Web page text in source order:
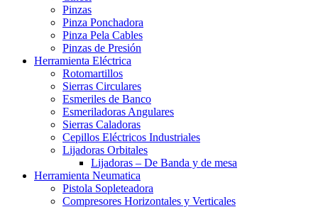
Pinzas
Pinza Ponchadora
Pinza Pela Cables
Pinzas de Presión
Herramienta Eléctrica
Rotomartillos
Sierras Circulares
Esmeriles de Banco
Esmeriladoras Angulares
Sierras Caladoras
Cepillos Eléctricos Industriales
Lijadoras Orbitales
Lijadoras – De Banda y de mesa
Herramienta Neumatica
Pistola Sopleteadora
Compresores Horizontales y Verticales